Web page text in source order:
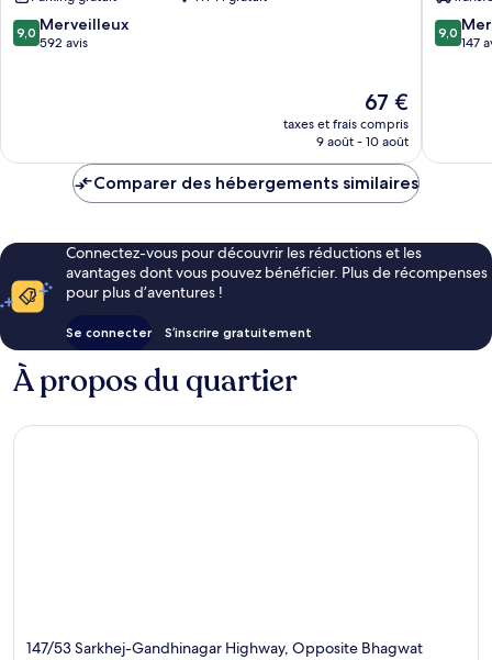
9.0
sur
9,0 Merveilleux
592 avis
Le
nouveau
prix
de
67 €
taxes et frais compris
9 août - 10 août
9.0
sur
9,0
147
Comparer des hébergements similaires
Connectez-vous pour découvrir les réductions et les
avantages dont vous pouvez bénéficier. Plus de récompenses
pour plus d’aventures !
Se connecter S’inscrire gratuitement
À propos du quartier
147/53 Sarkhej-Gandhinagar Highway, Opposite Bhagwat